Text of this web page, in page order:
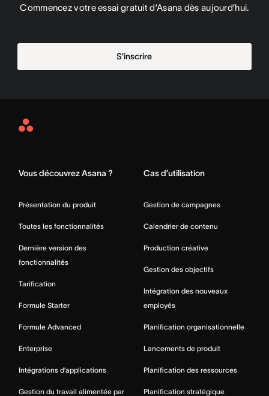
Commencez votre essai gratuit d’Asana dès aujourd’hui.
S’inscrire
Asana
Vous découvrez Asana ?
Présentation du produit
Toutes les fonctionnalités
Dernière version des
fonctionnalités
Tarification
Formule Starter
Formule Advanced
Enterprise
Intégrations d’applications
Gestion du travail alimentée par
Cas d’utilisation
Gestion de campagnes
Calendrier de contenu
Production créative
Gestion des objectifs
Intégration des nouveaux
employés
Planification organisationnelle
Lancements de produit
Planification des ressources
Planification stratégique